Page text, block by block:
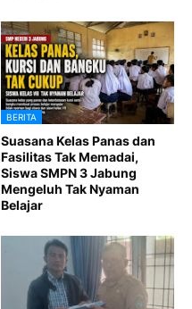
BERITA
Suasana Kelas Panas dan
Fasilitas Tak Memadai,
Siswa SMPN 3 Jabung
Mengeluh Tak Nyaman
Belajar